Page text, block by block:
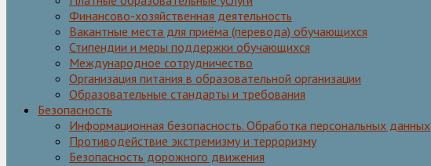
Финансово-хозяйственная деятельность
Вакантные места для приёма (перевода) обучающихся
Стипендии и меры поддержки обучающихся
Международное сотрудничество
Организация питания в образовательной организации
Образовательные стандарты и требования
Безопасность
Информационная безопасность. Обработка персональных данных
Противодействие экстремизму и терроризму
Безопасность дорожного движения